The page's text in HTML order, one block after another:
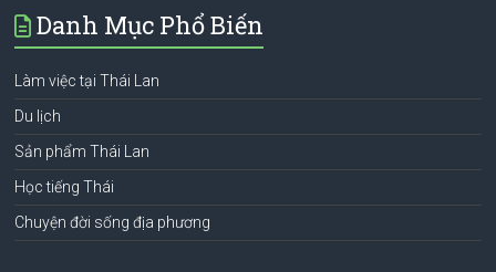
Danh Mục Phổ Biến
Làm việc tại Thái Lan
Du lịch
Sản phẩm Thái Lan
Học tiếng Thái
Chuyện đời sống địa phương